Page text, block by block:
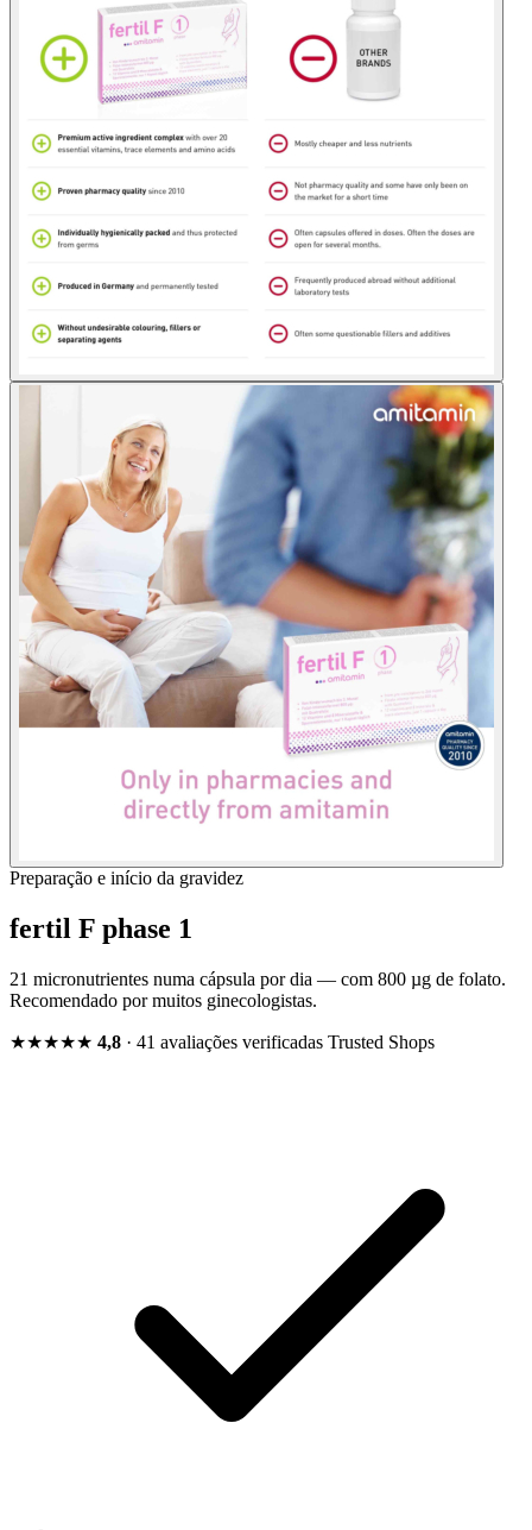
Preparação e início da gravidez
fertil F phase 1
21 micronutrientes numa cápsula por dia — com 800 µg de folato.
Recomendado por muitos ginecologistas.
★★★★★ 4,8 · 41 avaliações verificadas Trusted Shops